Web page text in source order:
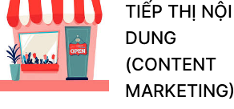
TIẾP THỊ NỘI
DUNG
(CONTENT
MARKETING)